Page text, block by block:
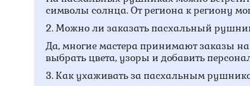
символы солнца. От региона к региону
2. Можно ли заказать пасхальный
Да, многие мастера принимают заказы
выбрать цвета, узоры и добавить
3. Как ухаживать за пасхальным